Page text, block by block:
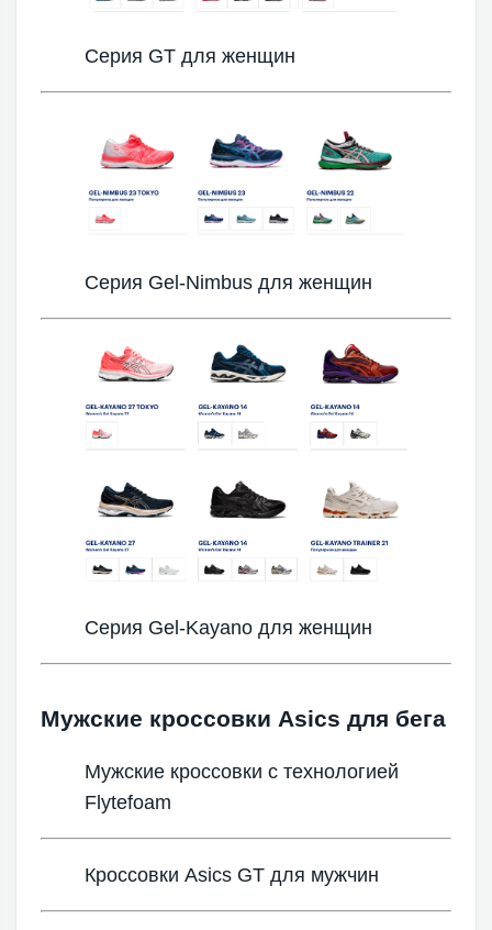
Серия GT для женщин
Серия Gel-Nimbus для женщин
Серия Gel-Kayano для женщин
Мужские кроссовки Asics для бега
Мужские кроссовки с технологией
Flytefoam
Кроссовки Asics GT для мужчин